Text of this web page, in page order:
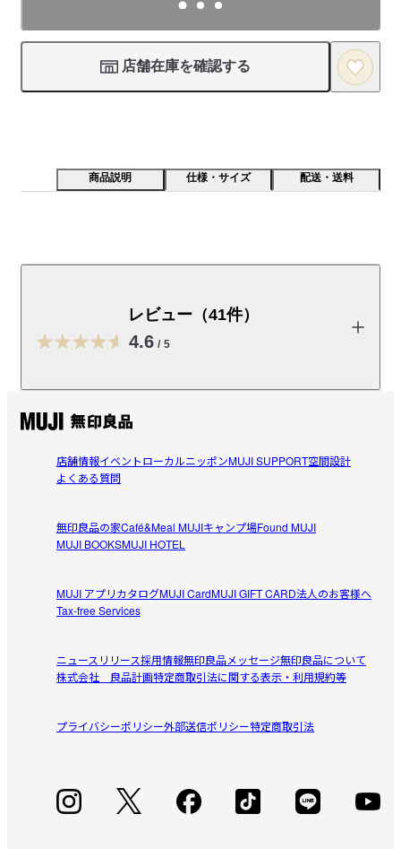
店舗在庫を確認する
商品説明 仕様・サイズ 配送・送料
・2サイズ兼用の仕様
・綿とレーヨンを使用。通気性・吸湿性がよく、なめらかな肌
触りです。
【フィットする】
グしなくても、きれいに、楽に装着できます。
シーツなど）の形状の違いをご確認ください。
レビュー（41件）
4.6 / 5
POPONTA
2026/07/22
ピッタリ！　肌触りもよい
起きたてには寝ボケて折り目に足先がたまにズボッと入っ
な生地がよいなとこちらを注文したらサイズもちょうどよ
く、生地の感触も当たりでした
リメンバーミー
マットにとても取り付けやすいです
なり短くなりました！
参考になった（1人）
店舗情報イベントローカルニッポンMUJI SUPPORT空間設計
よくある質問
無印良品の家Café&Meal MUJIキャンプ場Found MUJI
MUJI BOOKSMUJI HOTEL
MUJI アプリカタログMUJI CardMUJI GIFT CARD法人のお客様へ
Tax-free Services
ニュースリリース採用情報無印良品メッセージ無印良品について
株式会社 良品計画特定商取引法に関する表示・利用規約等
プライバシーポリシー外部送信ポリシー特定商取引法